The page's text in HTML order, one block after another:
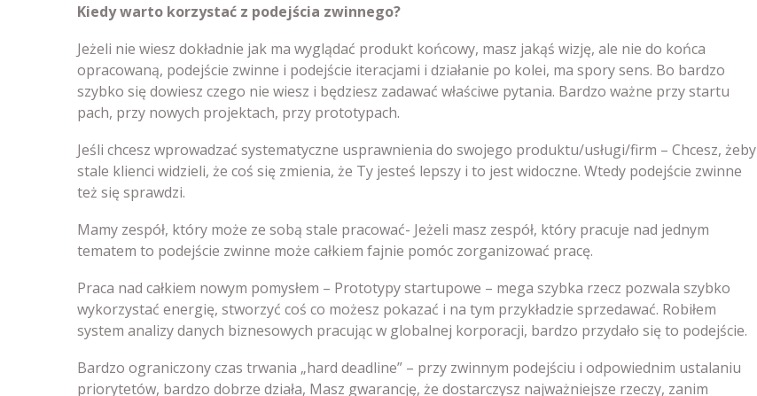
Kiedy warto korzystać z podejścia zwinnego?
Jeżeli nie wiesz dokładnie jak ma wyglądać produkt końcowy, masz jakąś wizję, ale nie do końca
opracowaną, podejście zwinne i podejście iteracjami i działanie po kolei, ma spory sens. Bo bardzo
szybko się dowiesz czego nie wiesz i będziesz zadawać właściwe pytania. Bardzo ważne przy startu
pach, przy nowych projektach, przy prototypach.
Jeśli chcesz wprowadzać systematyczne usprawnienia do swojego produktu/usługi/firm – Chcesz, żeby
stale klienci widzieli, że coś się zmienia, że Ty jesteś lepszy i to jest widoczne. Wtedy podejście zwinne
też się sprawdzi.
Mamy zespół, który może ze sobą stale pracować- Jeżeli masz zespół, który pracuje nad jednym
tematem to podejście zwinne może całkiem fajnie pomóc zorganizować pracę.
Praca nad całkiem nowym pomysłem – Prototypy startupowe – mega szybka rzecz pozwala szybko
wykorzystać energię, stworzyć coś co możesz pokazać i na tym przykładzie sprzedawać. Robiłem
system analizy danych biznesowych pracując w globalnej korporacji, bardzo przydało się to podejście.
Bardzo ograniczony czas trwania „hard deadline” – przy zwinnym podejściu i odpowiednim ustalaniu
priorytetów, bardzo dobrze działa, Masz gwarancję, że dostarczysz najważniejsze rzeczy, zanim